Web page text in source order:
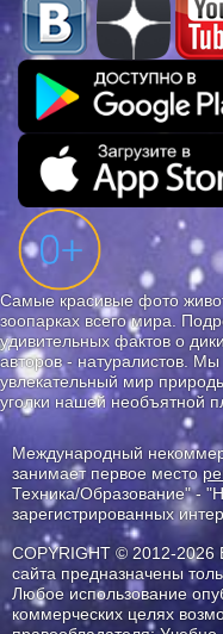
Самые красивые фото
зоопарках всего мира.
удивительных фактов о
авторов - натуралистов.
увлекательный мир
уголки нашей необъятной
Международный
занимает первое место
Техника/Образование" -
зарегистрированных
COPYRIGHT © 2012-
сайта предназначены
Любое использование
коммерческих целях